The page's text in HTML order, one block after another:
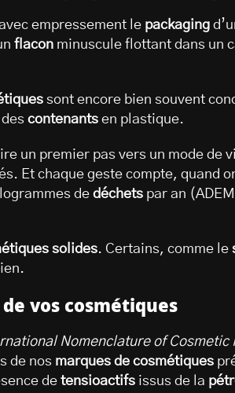
empressement le packaging
flacon minuscule flottant dans un
sont encore bien souvent
contenants en plastique.
un premier pas vers un mode de
Et chaque geste compte, quand
de déchets par an
solides. Certains, comme le
vos cosmétiques
Nomenclature of Cosmetic
de nos marques de cosmétiques
de tensioactifs issus de la